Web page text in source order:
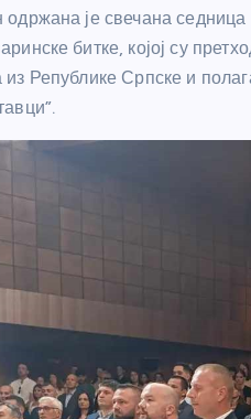
одржана је свечана
битке, којој су
Републике Српске и